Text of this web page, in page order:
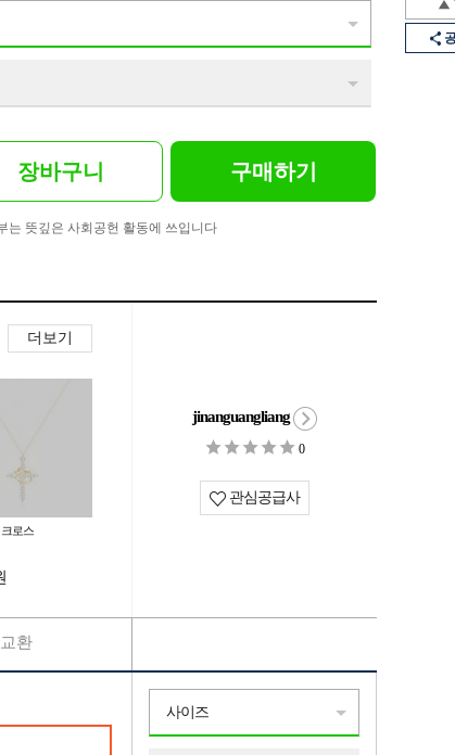
장바구니 구매하기
는 뜻깊은 사회공헌 활동에 쓰입니다
더보기
로스
jinanguangliang
0
관심공급사
환
사이즈